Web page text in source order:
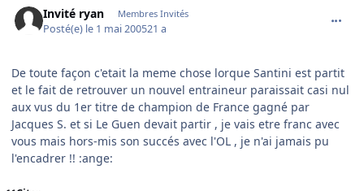
Invité ryan Membres Invités
Posté(e) le 1 mai 200521 a
De toute façon c'etait la meme chose lorque Santini est partit
et le fait de retrouver un nouvel entraineur paraissait casi nul
aux vus du 1er titre de champion de France gagné par
Jacques S. et si Le Guen devait partir , je vais etre franc avec
vous mais hors-mis son succés avec l'OL , je n'ai jamais pu
l'encadrer !! :ange: